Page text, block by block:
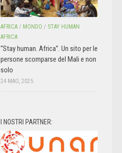
AFRICA / MONDO / STAY HUMAN
AFRICA
“Stay human. Africa”. Un sito per le
persone scomparse del Mali e non
solo
24 MAG, 2025
I NOSTRI PARTNER: